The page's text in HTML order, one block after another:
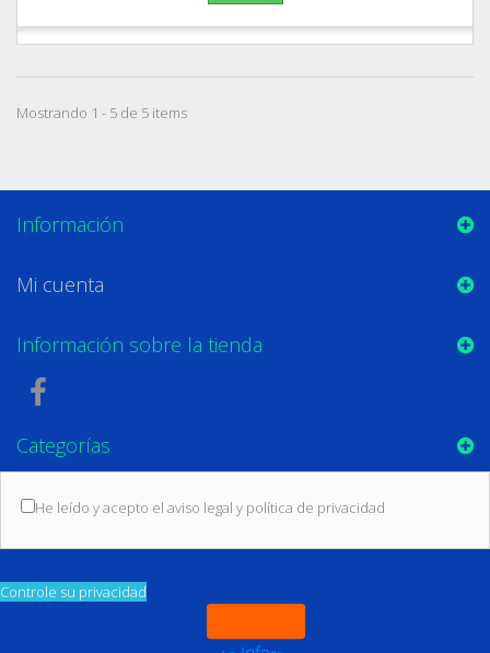
Mostrando 1 - 5 de 5 items
Información
Mi cuenta
Información sobre la tienda
Categorías
He leído y acepto el aviso legal y política de privacidad
Controle su privacidad